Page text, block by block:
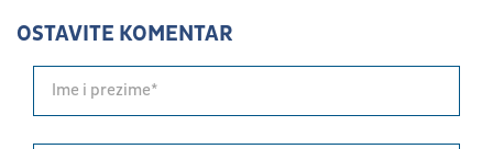
OSTAVITE KOMENTAR